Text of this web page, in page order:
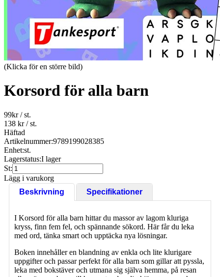
(Klicka för en större bild)
Korsord för alla barn
99kr/ st.
138 kr/ st.
Häftad
Artikelnummer:9789199028385
Enhet:st.
Lagerstatus:I lager
St:
Lägg i varukorg
Beskrivning
Specifikationer
I Korsord för alla barn hittar du massor av lagom kluriga
kryss, finn fem fel, och spännande sökord. Här får du leka
med ord, tänka smart och upptäcka nya lösningar.
Boken innehåller en blandning av enkla och lite klurigare
uppgifter och passar perfekt för alla barn som gillar att pyssla,
leka med bokstäver och utmana sig själva hemma, på resan